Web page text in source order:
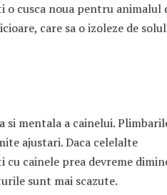
o cusca noua pentru animalul
care sa o izoleze de solul
si mentala a cainelui.
ajustari. Daca celelalte
cainele prea devreme
sunt mai scazute.